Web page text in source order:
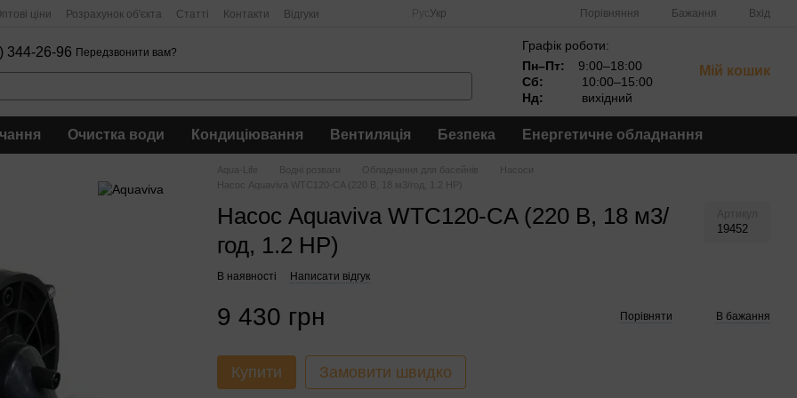
ціни Розрахунок об'єкта Статті Контакти Відгуки Укр Порівняння Бажання Вхід
344-26-96 Передзвонити вам?
Графік роботи:
Пн–Пт:
9:00–18:00
Сб:
10:00–15:00
Нд:
вихідний
Мій кошик
Очистка води Кондиціювання Вентиляція Безпека Енергетичне обладнання
Aqua-Life Водні розваги Обладнання для басейнів
Насоси
Насос Aquaviva WTC120-CA (220 В, 18 м3/год, 1.2 HP)
Насос Aquaviva WTC120-CA (220 В, 18 м3/
год, 1.2 HP)
19452
В наявності Написати відгук
9 430 грн Порівняти В бажання
Купити Замовити швидко